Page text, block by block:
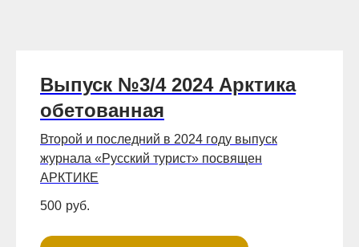
Выпуск №3/4 2024 Арктика
обетованная
Второй и последний в 2024 году выпуск
журнала «Русский турист» посвящен
АРКТИКЕ
500 руб.